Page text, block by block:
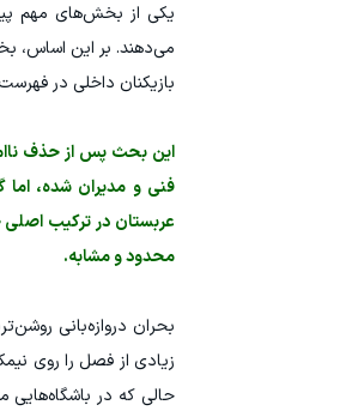
یکی از بخش‌های مهم
می‌دهند. بر این اساس،
بازیکنان داخلی در
این بحث پس از حذف
فنی و مدیران شده، اما
عربستان در ترکیب
محدود و مشابه.
بحران دروازه‌بانی
زیادی از فصل را روی
حالی که در باشگاه‌هایی